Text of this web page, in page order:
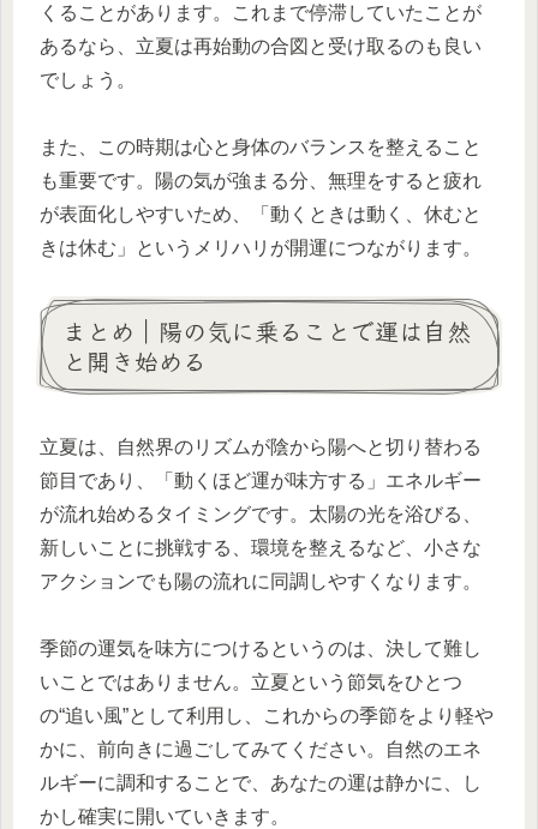
くることがあります。これまで停滞していたことが
あるなら、立夏は再始動の合図と受け取るのも良い
でしょう。
また、この時期は心と身体のバランスを整えること
も重要です。陽の気が強まる分、無理をすると疲れ
が表面化しやすいため、「動くときは動く、休むと
きは休む」というメリハリが開運につながります。
まとめ｜陽の気に乗ることで運は自然
と開き始める
立夏は、自然界のリズムが陰から陽へと切り替わる
節目であり、「動くほど運が味方する」エネルギー
が流れ始めるタイミングです。太陽の光を浴びる、
新しいことに挑戦する、環境を整えるなど、小さな
アクションでも陽の流れに同調しやすくなります。
季節の運気を味方につけるというのは、決して難し
いことではありません。立夏という節気をひとつ
の“追い風”として利用し、これからの季節をより軽や
かに、前向きに過ごしてみてください。自然のエネ
ルギーに調和することで、あなたの運は静かに、し
かし確実に開いていきます。